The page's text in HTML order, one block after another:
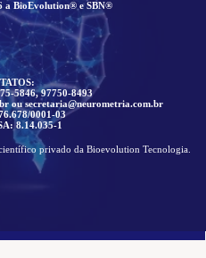
a BioEvolution® e SBN®
5846, 97750-8493
ou secretaria@neurometria.com.br
0001-03
8.14.035-1
privado da Bioevolution Tecnologia.